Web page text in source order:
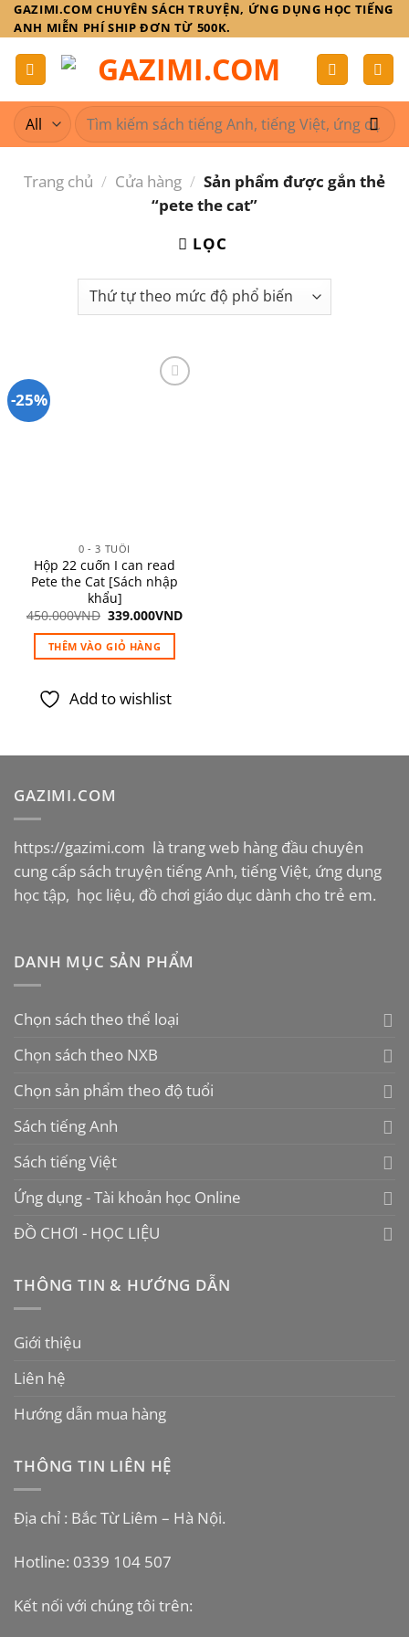
Skip
to
content
GAZIMI.COM CHUYÊN SÁCH TRUYỆN, ỨNG DỤNG HỌC TIẾNG
ANH MIỄN PHÍ SHIP ĐƠN TỪ 500K.
Tìm
kiếm:
Trang chủ / Cửa hàng / Sản phẩm được gắn thẻ
“pete the cat”
LỌC
-25%
0 - 3 TUỔI
Hộp 22 cuốn I can read
Pete the Cat [Sách nhập
khẩu]
450.000VND Giá
là:
450.000VND.
339.000VNDGiá
THÊM VÀO GIỎ HÀNG
Add to wishlist
GAZIMI.COM
https://gazimi.com là trang web hàng đầu chuyên
cung cấp sách truyện tiếng Anh, tiếng Việt, ứng dụng
học tập, học liệu, đồ chơi giáo dục dành cho trẻ em.
DANH MỤC SẢN PHẨM
Chọn sách theo thể loại
Chọn sách theo NXB
Chọn sản phẩm theo độ tuổi
Sách tiếng Anh
Sách tiếng Việt
Ứng dụng - Tài khoản học Online
ĐỒ CHƠI - HỌC LIỆU
THÔNG TIN & HƯỚNG DẪN
Giới thiệu
Liên hệ
Hướng dẫn mua hàng
THÔNG TIN LIÊN HỆ
Địa chỉ : Bắc Từ Liêm – Hà Nội.
Hotline: 0339 104 507
Kết nối với chúng tôi trên: